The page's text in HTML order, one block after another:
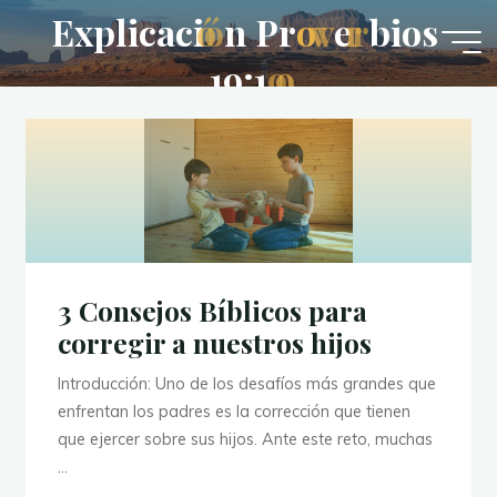
Saltar
contenido
Explicació
ónProv
ver
rbios
19:19
9
3 Consejos Bíblicos para
corregir a nuestros hijos
Introducción: Uno de los desafíos más grandes que
enfrentan los padres es la corrección que tienen
que ejercer sobre sus hijos. Ante este reto, muchas
…